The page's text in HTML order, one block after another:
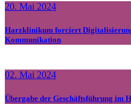
20. Mai 2024
Harzklinikum forciert
Kommunikation
02. Mai 2024
Übergabe der Geschäftsführung im